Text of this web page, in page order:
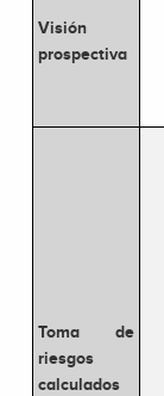
Visión
prospectiva
Toma de
riesgos
calculados